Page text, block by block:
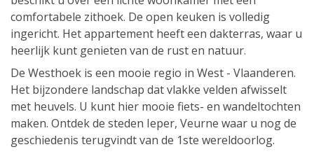
comfortabele zithoek. De open keuken is volledig
ingericht. Het appartement heeft een dakterras, waar u
heerlijk kunt genieten van de rust en natuur.
De Westhoek is een mooie regio in West - Vlaanderen.
Het bijzondere landschap dat vlakke velden afwisselt
met heuvels. U kunt hier mooie fiets- en wandeltochten
maken. Ontdek de steden Ieper, Veurne waar u nog de
geschiedenis terugvindt van de 1ste wereldoorlog.